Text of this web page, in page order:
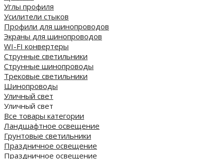
Углы профиля
Усилители стыков
Профили для шинопроводов
Экраны для шинопроводов
WI-FI конвертеры
Струнные светильники
Струнные шинопроводы
Трековые светильники
Шинопроводы
Уличный свет
Уличный свет
Все товары категории
Ландшафтное освещение
Грунтовые светильники
Праздничное освещение
Праздничное освещение